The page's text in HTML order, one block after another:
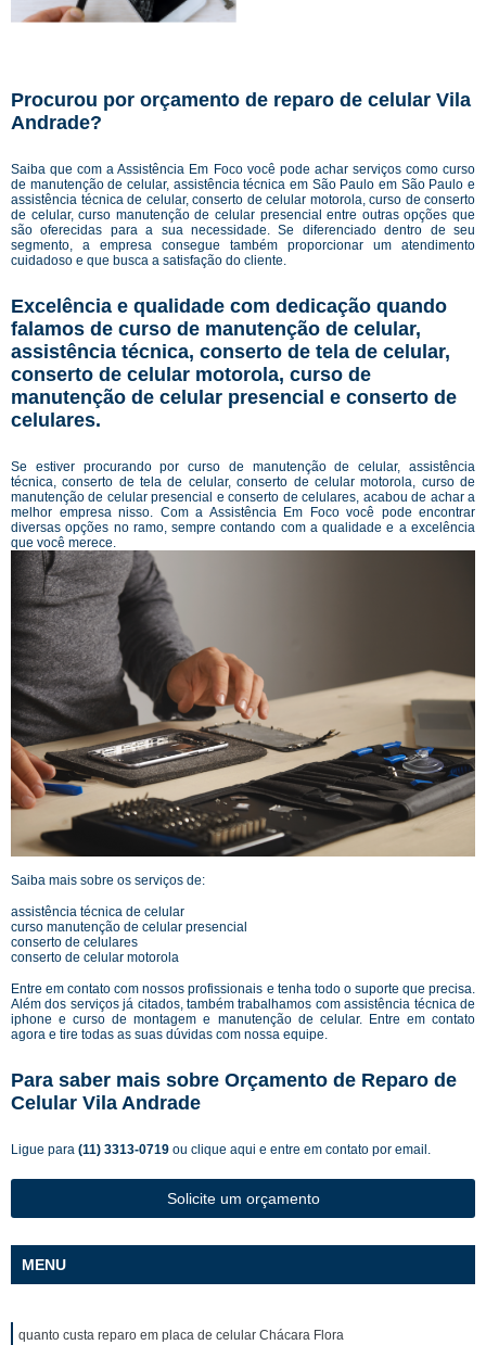
Procurou por orçamento de reparo de celular Vila
Andrade?
Saiba que com a Assistência Em Foco você pode achar serviços como curso
de manutenção de celular, assistência técnica em São Paulo em São Paulo e
assistência técnica de celular, conserto de celular motorola, curso de conserto
de celular, curso manutenção de celular presencial entre outras opções que
são oferecidas para a sua necessidade. Se diferenciado dentro de seu
segmento, a empresa consegue também proporcionar um atendimento
cuidadoso e que busca a satisfação do cliente.
Excelência e qualidade com dedicação quando
falamos de curso de manutenção de celular,
assistência técnica, conserto de tela de celular,
conserto de celular motorola, curso de
manutenção de celular presencial e conserto de
celulares.
Se estiver procurando por curso de manutenção de celular, assistência
técnica, conserto de tela de celular, conserto de celular motorola, curso de
manutenção de celular presencial e conserto de celulares, acabou de achar a
melhor empresa nisso. Com a Assistência Em Foco você pode encontrar
diversas opções no ramo, sempre contando com a qualidade e a excelência
que você merece.
Saiba mais sobre os serviços de:
assistência técnica de celular
curso manutenção de celular presencial
conserto de celulares
conserto de celular motorola
Entre em contato com nossos profissionais e tenha todo o suporte que precisa.
Além dos serviços já citados, também trabalhamos com assistência técnica de
iphone e curso de montagem e manutenção de celular. Entre em contato
agora e tire todas as suas dúvidas com nossa equipe.
Para saber mais sobre Orçamento de Reparo de
Celular Vila Andrade
Ligue para (11) 3313-0719 ou clique aqui e entre em contato por email.
Solicite um orçamento
MENU
quanto custa reparo em placa de celular Chácara Flora